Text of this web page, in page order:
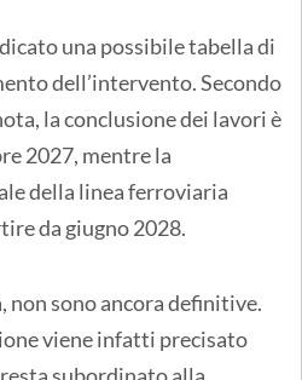
una possibile tabella di
dell’intervento. Secondo
la conclusione dei lavori è
2027, mentre la
della linea ferroviaria
da giugno 2028.
sono ancora definitive.
viene infatti precisato